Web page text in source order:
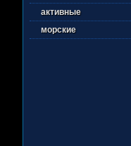
активные
морские